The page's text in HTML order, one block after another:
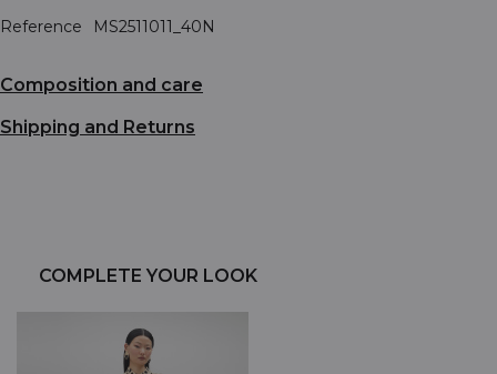
Reference
MS2511011_40N
Composition and care
Shipping and Returns
COMPLETE YOUR LOOK